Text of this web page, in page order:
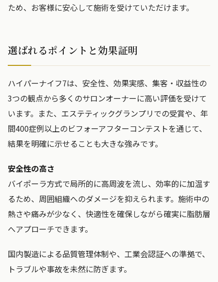
ため、お客様に安心して施術を受けていただけます。
選ばれるポイントと効果証明
ハイパーナイフ7は、安全性、効果実感、集客・収益性の
3つの観点から多くのサロンオーナーに高い評価を受けて
います。また、エステティックグランプリでの受賞や、年
間400症例以上のビフォーアフターコンテストを通じて、
結果を明確に示せることも大きな強みです。
安全性の高さ
バイポーラ方式で局所的に高周波を流し、効率的に加温す
るため、周囲組織へのダメージを抑えられます。施術中の
熱さや痛みが少なく、快適性を確保しながら確実に脂肪層
へアプローチできます。
国内製造による品質管理体制や、工業会認証への準拠で、
トラブルや事故を未然に防ぎます。